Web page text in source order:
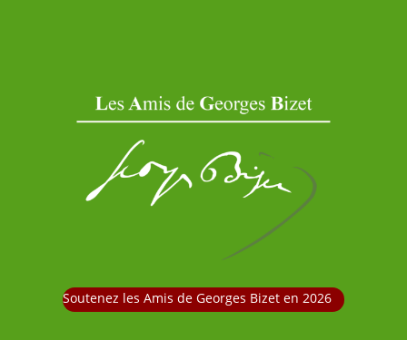
Soutenez les Amis de Georges Bizet en 2026